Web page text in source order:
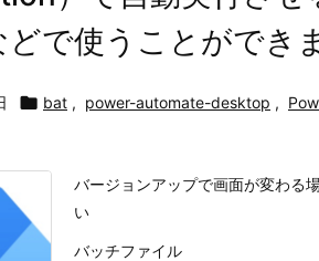
どで使うことができ
 bat , power-automate-desktop ,
バージョンアップで画面が変わる
い
バッチファイル